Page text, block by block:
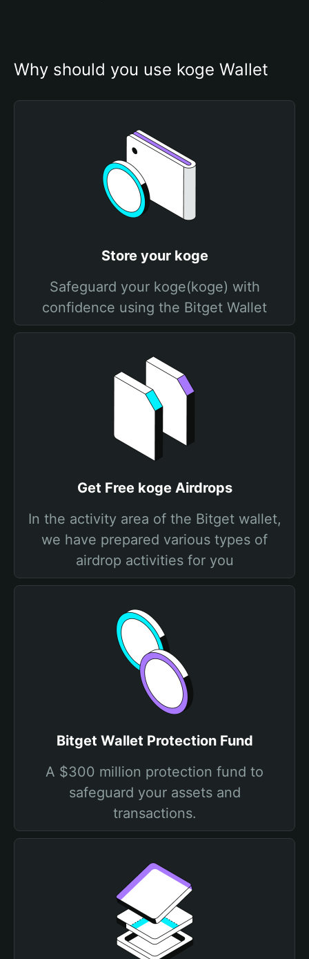
Why should you use koge Wallet
Store your koge
Safeguard your koge(koge) with
confidence using the Bitget Wallet
Get Free koge Airdrops
In the activity area of the Bitget wallet,
we have prepared various types of
airdrop activities for you
Bitget Wallet Protection Fund
A $300 million protection fund to
safeguard your assets and
transactions.